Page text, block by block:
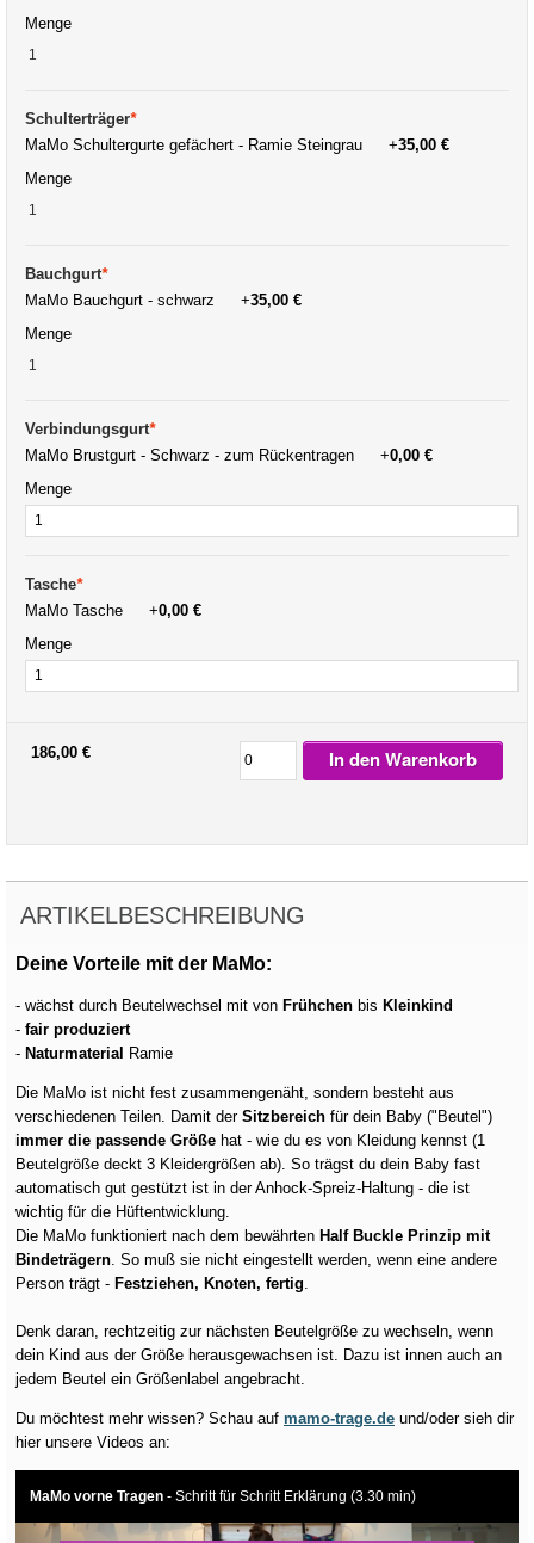
Menge
Schulterträger*
MaMo Schultergurte gefächert - Ramie Steingrau
+35,00 €
Menge
Bauchgurt*
MaMo Bauchgurt - schwarz
+35,00 €
Menge
Verbindungsgurt*
MaMo Brustgurt - Schwarz - zum Rückentragen
+0,00 €
Menge
Tasche*
MaMo Tasche
+0,00 €
Menge
186,00 € In den Warenkorb
ARTIKELBESCHREIBUNG
Deine Vorteile mit der MaMo:
- wächst durch Beutelwechsel mit von Frühchen bis Kleinkind
- fair produziert
- Naturmaterial Ramie
Die MaMo ist nicht fest zusammengenäht, sondern besteht aus
verschiedenen Teilen. Damit der Sitzbereich für dein Baby ("Beutel")
immer die passende Größe hat - wie du es von Kleidung kennst (1
Beutelgröße deckt 3 Kleidergrößen ab). So trägst du dein Baby fast
automatisch gut gestützt ist in der Anhock-Spreiz-Haltung - die ist
wichtig für die Hüftentwicklung.
Die MaMo funktioniert nach dem bewährten Half Buckle Prinzip mit
Bindeträgern . So muß sie nicht eingestellt werden, wenn eine andere
Person trägt - Festziehen, Knoten, fertig
Denk daran, rechtzeitig zur nächsten Beutelgröße zu wechseln, wenn
dein Kind aus der Größe herausgewachsen ist. Dazu ist innen auch an
jedem Beutel ein Größenlabel angebracht.
Du möchtest mehr wissen? Schau auf mamo-trage.de und/oder sieh dir
hier unsere Videos an:
MaMo vorne Tragen - Schritt für Schritt Erklärung (3.30 min)